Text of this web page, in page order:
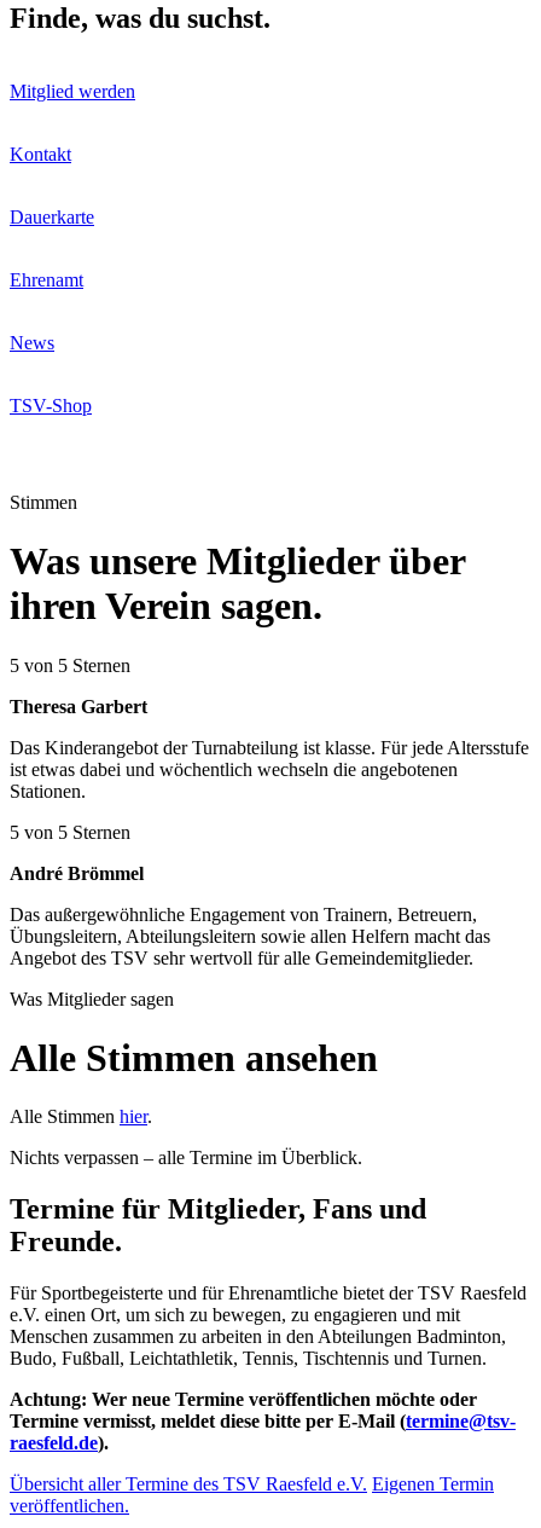
Finde, was du suchst.
Mitglied werden
Kontakt
Dauerkarte
Ehrenamt
News
TSV-Shop
Stimmen
Was unsere Mitglieder über
ihren Verein sagen.
5 von 5 Sternen
Theresa Garbert
Das Kinderangebot der Turnabteilung ist klasse. Für jede Altersstufe
ist etwas dabei und wöchentlich wechseln die angebotenen
Stationen.
5 von 5 Sternen
André Brömmel
Das außergewöhnliche Engagement von Trainern, Betreuern,
Übungsleitern, Abteilungsleitern sowie allen Helfern macht das
Angebot des TSV sehr wertvoll für alle Gemeindemitglieder.
Was Mitglieder sagen
Alle Stimmen ansehen
Alle Stimmen hier.
Nichts verpassen – alle Termine im Überblick.
Termine für Mitglieder, Fans und
Freunde.
Für Sportbegeisterte und für Ehrenamtliche bietet der TSV Raesfeld
e.V. einen Ort, um sich zu bewegen, zu engagieren und mit
Menschen zusammen zu arbeiten in den Abteilungen Badminton,
Budo, Fußball, Leichtathletik, Tennis, Tischtennis und Turnen.
Achtung: Wer neue Termine veröffentlichen möchte oder
Termine vermisst, meldet diese bitte per E-Mail (termine@tsv-
raesfeld.de).
Übersicht aller Termine des TSV Raesfeld e.V. Eigenen Termin
veröffentlichen.